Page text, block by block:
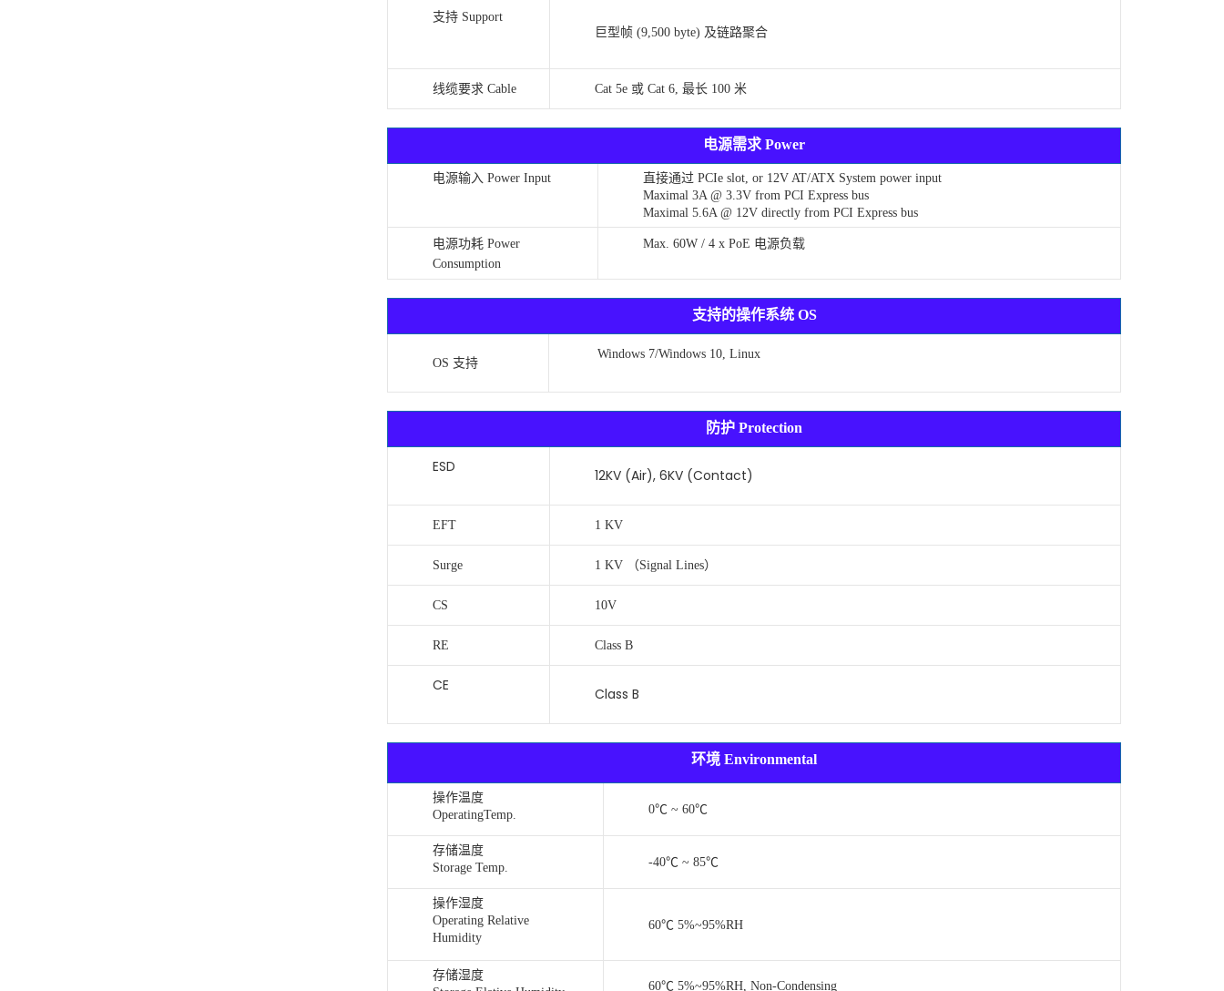
支持 Support
巨型帧 (9,500 byte) 及链路聚合
线缆要求 Cable Cat 5e 或 Cat 6, 最长 100 米
电源需求 Power
电源输入 Power Input
直接通过 PCIe slot, or 12V AT/ATX System power input
Maximal 3A @ 3.3V from PCI Express bus
Maximal 5.6A @ 12V directly from PCI Express bus
电源功耗 Power
Consumption
Max. 60W / 4 x PoE 电源负载
支持的操作系统 OS
OS 支持
Windows 7/Windows 10, Linux
防护 Protection
ESD 12KV (Air), 6KV (Contact)
EFT 1 KV
Surge 1 KV （Signal Lines）
CS 10V
RE Class B
CE Class B
环境 Environmental
操作温度
OperatingTemp.
0℃ ~ 60℃
存储温度
Storage Temp.
-40℃ ~ 85℃
操作湿度
Operating Relative
Humidity
60℃ 5%~95%RH
存储湿度
60℃ 5%~95%RH, Non-Condensing